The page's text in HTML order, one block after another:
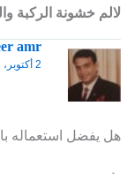
لالم خشونة الركبة
amr
2 أكتوبر، 2021 الساعة 6:41 م
هل يفضل استعماله